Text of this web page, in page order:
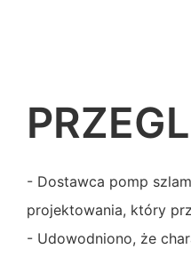
- Dostawca pomp
projektowania, który
- Udowodniono, że